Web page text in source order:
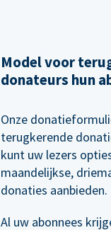
Model voor
donateurs hun
Onze
terugkerende
kunt uw lezers
maandelijkse,
donaties aanbieden.
Al uw abonnees